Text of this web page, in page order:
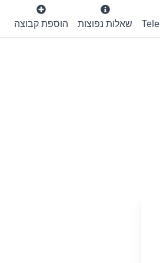
שאלות נפוצות הוספת קבוצה